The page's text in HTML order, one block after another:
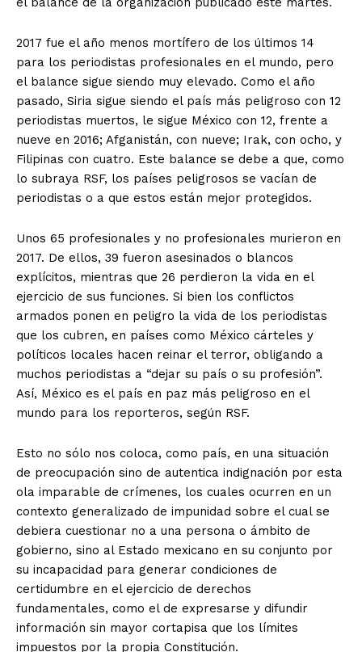
2017 fue el año menos mortífero de los últimos 14
para los periodistas profesionales en el mundo, pero
el balance sigue siendo muy elevado. Como el año
pasado, Siria sigue siendo el país más peligroso con 12
periodistas muertos, le sigue México con 12, frente a
nueve en 2016; Afganistán, con nueve; Irak, con ocho, y
Filipinas con cuatro. Este balance se debe a que, como
lo subraya RSF, los países peligrosos se vacían de
periodistas o a que estos están mejor protegidos.
Unos 65 profesionales y no profesionales murieron en
2017. De ellos, 39 fueron asesinados o blancos
explícitos, mientras que 26 perdieron la vida en el
ejercicio de sus funciones. Si bien los conflictos
armados ponen en peligro la vida de los periodistas
que los cubren, en países como México cárteles y
políticos locales hacen reinar el terror, obligando a
muchos periodistas a “dejar su país o su profesión”.
Así, México es el país en paz más peligroso en el
mundo para los reporteros, según RSF.
Esto no sólo nos coloca, como país, en una situación
de preocupación sino de autentica indignación por esta
ola imparable de crímenes, los cuales ocurren en un
contexto generalizado de impunidad sobre el cual se
debiera cuestionar no a una persona o ámbito de
gobierno, sino al Estado mexicano en su conjunto por
su incapacidad para generar condiciones de
certidumbre en el ejercicio de derechos
fundamentales, como el de expresarse y difundir
información sin mayor cortapisa que los límites
impuestos por la propia Constitución.